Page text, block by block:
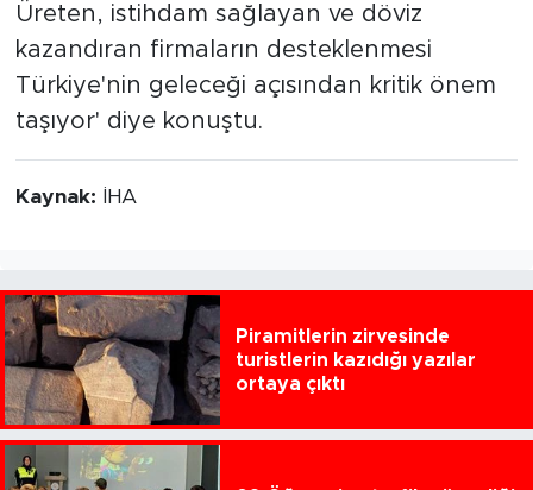
Üreten, istihdam sağlayan ve döviz
kazandıran firmaların desteklenmesi
Türkiye'nin geleceği açısından kritik önem
taşıyor' diye konuştu.
Kaynak: İHA
Piramitlerin zirvesinde
turistlerin kazıdığı yazılar
ortaya çıktı